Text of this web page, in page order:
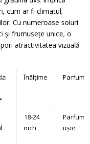
cum ar fi climatul,
Cu numeroase soiuri
și frumusețe unice, o
atractivitatea vizuală
Înălțime Parfum
18-24
inch
Parfum
ușor